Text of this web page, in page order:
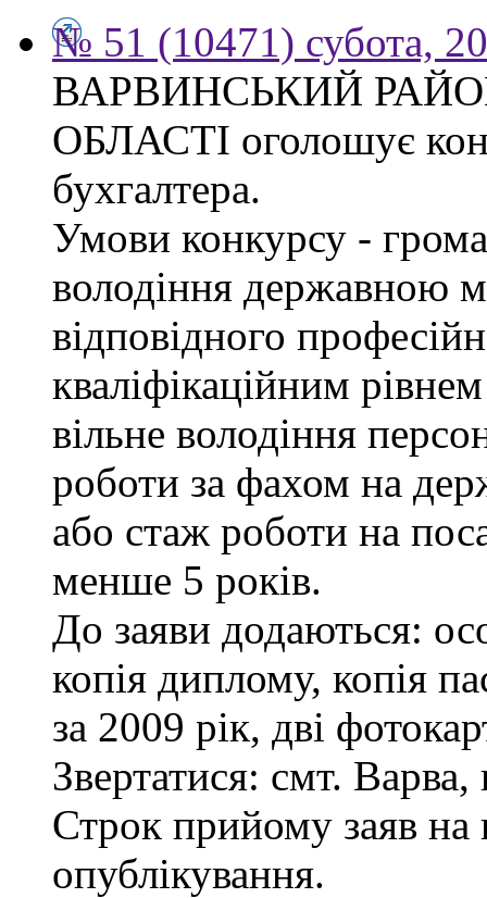
№ 51 (10471) субота,
ВАРВИНСЬКИЙ
ОБЛАСТІ оголошує
бухгалтера.
Умови конкурсу -
володіння державною
відповідного
кваліфікаційним
вільне володіння
роботи за фахом на
або стаж роботи на
менше 5 років.
До заяви додаються:
копія диплому, копія
за 2009 рік, дві
Звертатися: смт.
Строк прийому заяв на
опублікування.